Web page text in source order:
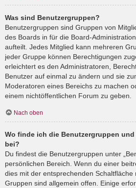
Was sind Benutzergruppen?
Benutzergruppen sind Gruppen von
des Boards in für die Board-
aufteilt. Jedes Mitglied kann mehreren
jeder Gruppe können Berechtigungen
erleichtert es den Administratoren,
Benutzer auf einmal zu ändern und sie
Moderatoren eines Bereichs zu machen
einem nichtöffentlichen Forum zu geben.
Nach oben
Wo finde ich die Benutzergruppen
bei?
Du findest die Benutzergruppen unter
persönlichen Bereich. Wenn du einer
dies mit der entsprechenden Schaltfläche
Gruppen sind allgemein offen. Einige